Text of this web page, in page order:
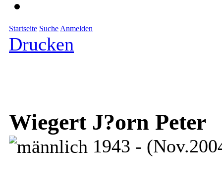
Startseite Suche Anmelden
Drucken
Wiegert J?orn Peter
1943 -